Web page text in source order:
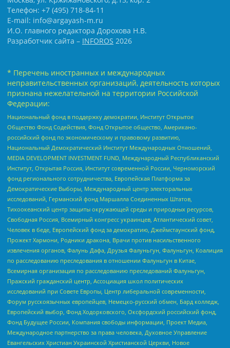
Телефон: +7 (495) 718-84-11
E-mail: info@argayash-m.ru
И.О. главного редактора Дорохова Н.В.
Разработчик сайта – INFOROS 2026
* Перечень иностранных и международных
неправительственных организаций, деятельность которых
признана нежелательной на территории Российской
Федерации:
Национальный фонд в поддержку демократии, Институт Открытое
Общество Фонд Содействия, Фонд Открытое общество, Американо-
российский фонд по экономическому и правовому развитию,
Национальный Демократический Институт Международных Отношений,
MEDIA DEVELOPMENT INVESTMENT FUND, Международный Республиканский
Институт, Открытая Россия, Институт современной России, Черноморский
фонд регионального сотрудничества, Европейская Платформа за
Демократические Выборы, Международный центр электоральных
исследований, Германский фонд Маршалла Соединенных Штатов,
Тихоокеанский центр защиты окружающей среды и природных ресурсов,
Свободная Россия, Всемирный конгресс украинцев, Атлантический совет,
Человек в беде, Европейский фонд за демократию, Джеймстаунский фонд,
Прожект Хармони, Родники дракона, Врачи против насильственного
извлечения органов, Фалунь Дафа, Друзья Фалуньгун, Фалуньгун, Коалиция
по расследованию преследования в отношении Фалуньгун в Китае,
Всемирная организация по расследованию преследований Фалуньгун,
Пражский гражданский центр, Ассоциация школ политических
исследований при Совете Европы, Центр либеральной современности,
Форум русскоязычных европейцев, Немецко-русский обмен, Бард колледж,
Европейский выбор, Фонд Ходорковского, Оксфордский российский фонд,
Фонд Будущее России, Компания свободы информации, Проект Медиа,
Международное партнерство за права человека, Духовное Управление
Евангельских Христиан Украинской Христианской Церкви, Новое